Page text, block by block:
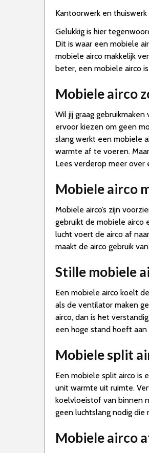
Kantoorwerk en
Gelukkig is hier
Dit is waar een mobiele
mobiele airco makkelijk
beter, een mobiele airco
Mobiele airco
Wil jij graag
ervoor kiezen om geen
slang werkt een mobiele
warmte af te voeren.
Lees verderop meer over
Mobiele airco
Mobiele airco’s zijn
gebruikt de mobiele airco
lucht voert de airco af
maakt de airco gebruik
Stille mobiele
Een mobiele airco koelt
als de ventilator maken
airco, dan is het
een hoge stand hoeft
Mobiele split
Een mobiele split airco is
unit warmte uit ruimte.
koelvloeistof van binnen
geen luchtslang nodig
Mobiele airco